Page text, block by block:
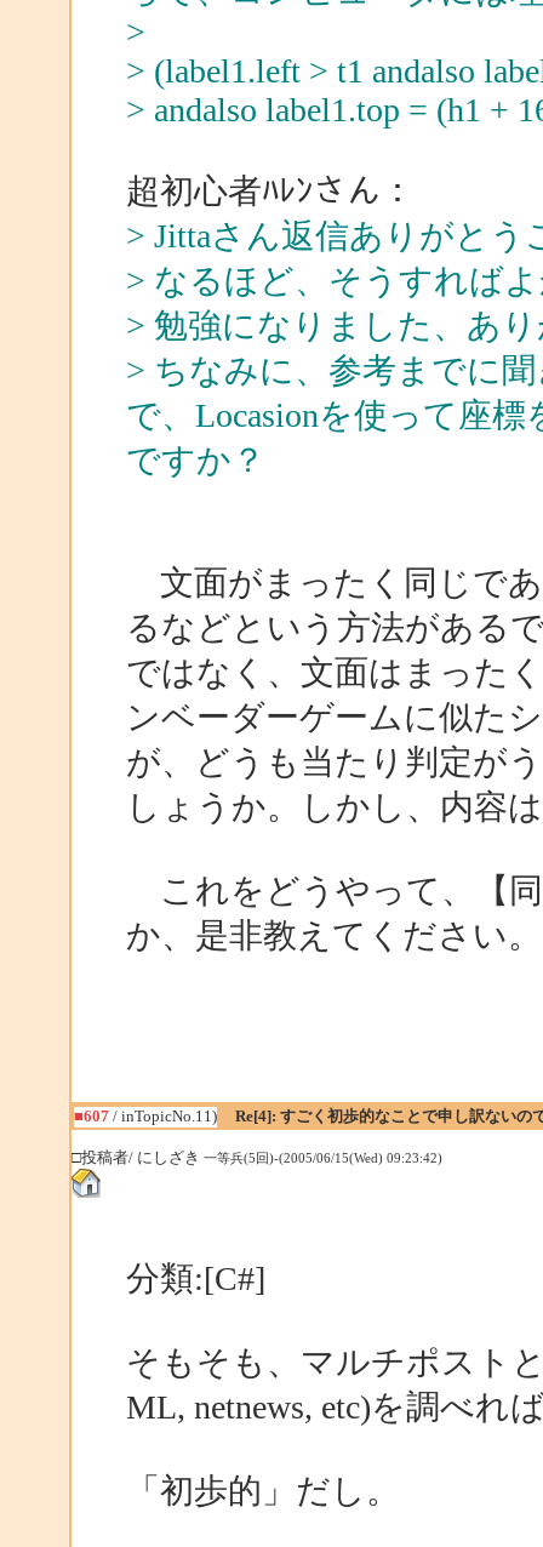
>
> (label1.left > t1 andalso
> andalso label1.top = (h1 +
超初心者ﾊﾚﾝさん：
> Jittaさん返信ありがとう
> なるほど、そうすれば
> 勉強になりました、あ
> ちなみに、参考までに
で、Locasionを使って座
ですか？
文面がまったく同じで
るなどという方法がある
ではなく、文面はまった
ンベーダーゲームに似た
が、どうも当たり判定が
しょうか。しかし、内容
これをどうやって、【
か、是非教えてください。
■607/ inTopicNo.11) Re[4]: すごく初歩的なことで申し訳ないの
□投稿者/ にしざき 一等兵(5回)-(2005/06/15(Wed) 09:23:42)
分類:[C#]
そもそも、マルチポスト
ML, netnews, etc)を調べれ
「初歩的」だし。